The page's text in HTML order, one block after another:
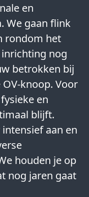
en
We gaan flink
rondom het
nog
betrokken bij
knoop. Voor
en
blijft.
aan en
houden je op
nog jaren gaat